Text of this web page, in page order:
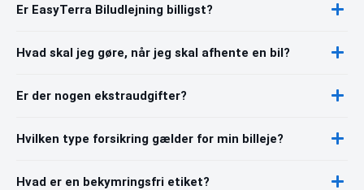
Er EasyTerra Biludlejning billigst?
Hvad skal jeg gøre, når jeg skal afhente en bil?
Er der nogen ekstraudgifter?
Hvilken type forsikring gælder for min billeje?
Hvad er en bekymringsfri etiket?